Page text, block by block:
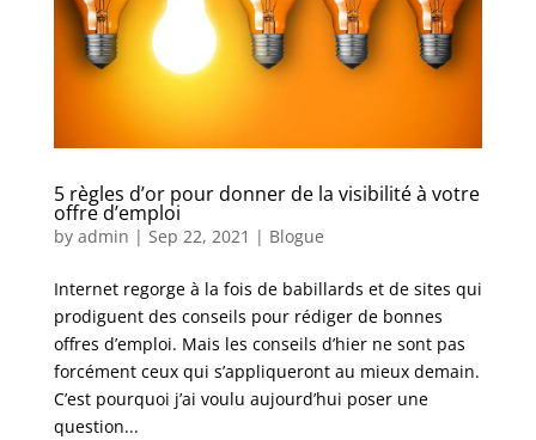
5 règles d’or pour donner de la visibilité à votre
offre d’emploi
by admin | Sep 22, 2021 | Blogue
Internet regorge à la fois de babillards et de sites qui
prodiguent des conseils pour rédiger de bonnes
offres d’emploi. Mais les conseils d’hier ne sont pas
forcément ceux qui s’appliqueront au mieux demain.
C’est pourquoi j’ai voulu aujourd’hui poser une
question...